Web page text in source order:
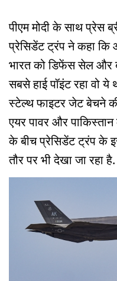
पीएम मोदी के साथ प्रेस
प्रेसिडेंट ट्रंप ने कहा कि
भारत को डिफेंस सेल और
सबसे हाई पॉइंट रहा वो ये
स्टेल्थ फाइटर जेट बेचने
एयर पावर और
के बीच प्रेसिडेंट ट्रंप के
तौर पर भी देखा जा रहा है.